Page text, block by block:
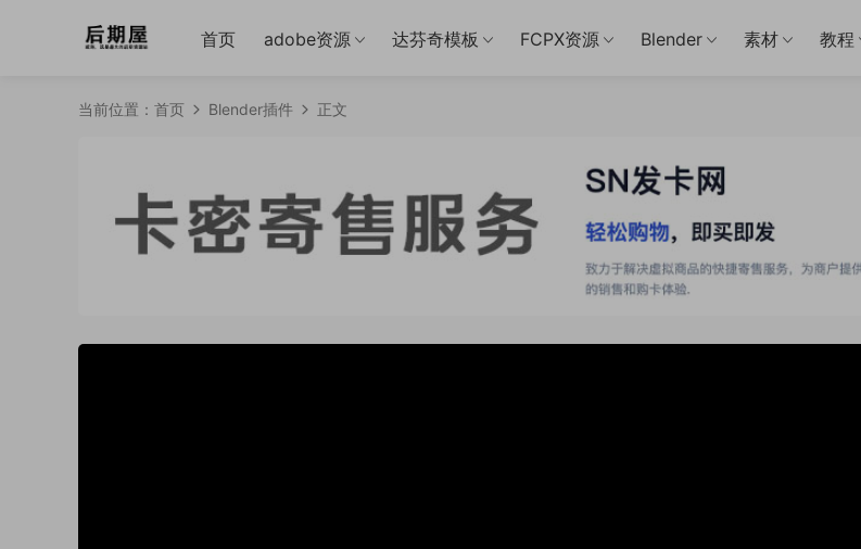
首页 adobe资源 达芬奇模板 FCPX资源 Blender 素材 教程
当前位置： 首页 Blender插件 正文